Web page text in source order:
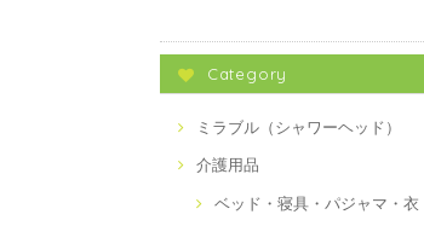
Category
ミラブル（シャワーヘッド）
介護用品
ベッド・寝具・パジャマ・衣